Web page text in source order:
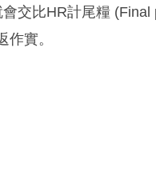
會交比HR計尾糧
實。